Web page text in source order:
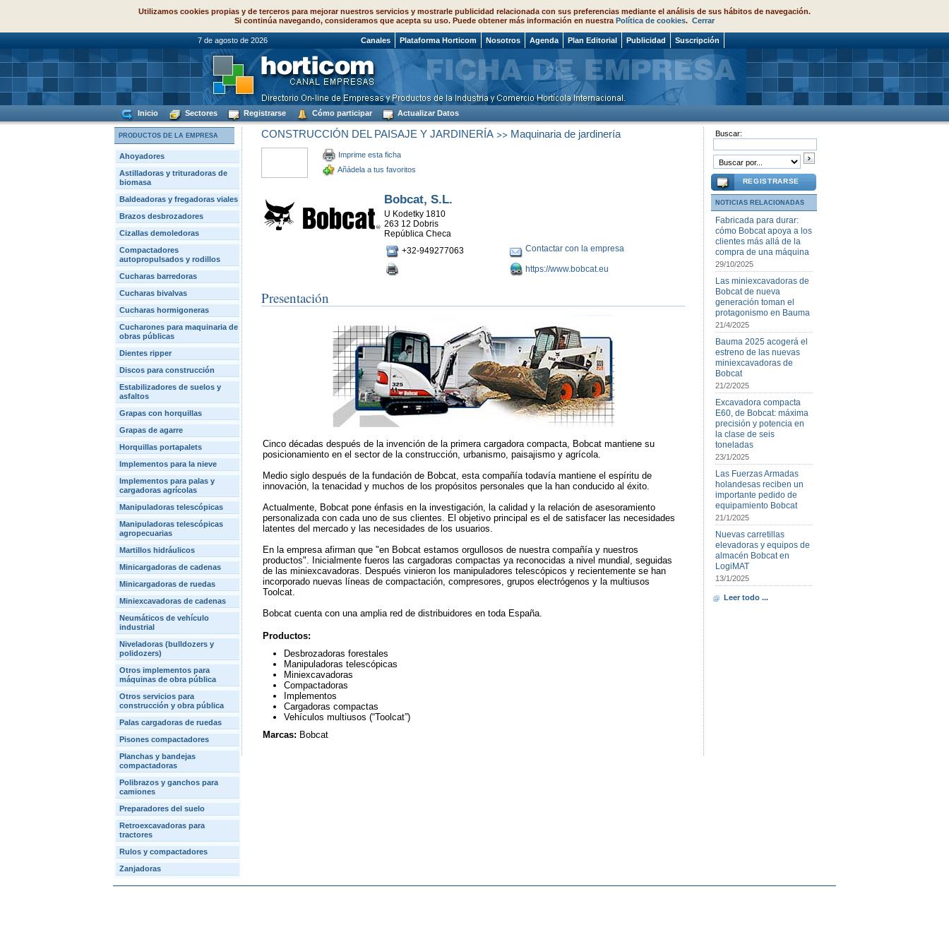
Utilizamos cookies propias y de terceros para mejorar nuestros servicios y mostrarle publicidad relacionada con sus preferencias mediante el análisis de sus hábitos de navegación.
Si continúa navegando, consideramos que acepta su uso. Puede obtener más información en nuestra Política de cookies. Cerrar
7 de agosto de 2026 Canales Plataforma Horticom Nosotros Agenda Plan Editorial Publicidad Suscripción
Inicio Sectores Registrarse Cómo participar Actualizar Datos
PRODUCTOS DE LA EMPRESA
Ahoyadores
Astilladoras y trituradoras de
biomasa
Baldeadoras y fregadoras viales
Brazos desbrozadores
Cizallas demoledoras
Compactadores
autopropulsados y rodillos
Cucharas barredoras
Cucharas bivalvas
Cucharas hormigoneras
Cucharones para maquinaria de
obras públicas
Dientes ripper
Discos para construcción
Estabilizadores de suelos y
asfaltos
Grapas con horquillas
Grapas de agarre
Horquillas portapalets
Implementos para la nieve
Implementos para palas y
cargadoras agrícolas
Manipuladoras telescópicas
Manipuladoras telescópicas
agropecuarias
Martillos hidráulicos
Minicargadoras de cadenas
Minicargadoras de ruedas
Miniexcavadoras de cadenas
Neumáticos de vehículo
industrial
Niveladoras (bulldozers y
polidozers)
Otros implementos para
máquinas de obra pública
Otros servicios para
construcción y obra pública
Palas cargadoras de ruedas
Pisones compactadores
Planchas y bandejas
compactadoras
Polibrazos y ganchos para
camiones
Preparadores del suelo
Retroexcavadoras para
tractores
Rulos y compactadores
Zanjadoras
CONSTRUCCIÓN DEL PAISAJE Y JARDINERÍA>> Maquinaria de jardinería
Imprime esta ficha
Añádela a tus favoritos
Bobcat, S.L.
U Kodetky 1810
263 12 Dobris
República Checa
+32‑949277063
Contactar con la empresa
https://www.bobcat.eu
Presentación
Cinco décadas después de la invención de la primera cargadora compacta, Bobcat mantiene su
posicionamiento en el sector de la construcción, urbanismo, paisajismo y agrícola.
Medio siglo después de la fundación de Bobcat, esta compañía todavía mantiene el espíritu de
innovación, la tenacidad y muchos de los propósitos personales que la han conducido al éxito.
Actualmente, Bobcat pone énfasis en la investigación, la calidad y la relación de asesoramiento
personalizada con cada uno de sus clientes. El objetivo principal es el de satisfacer las necesidades
latentes del mercado y las necesidades de los usuarios.
En la empresa afirman que "en Bobcat estamos orgullosos de nuestra compañía y nuestros
productos". Inicialmente fueros las cargadoras compactas ya reconocidas a nivel mundial, seguidas
de las miniexcavadoras. Después vinieron los manipuladores telescópicos y recientemente se han
incorporado nuevas líneas de compactación, compresores, grupos electrógenos y la multiusos
Toolcat.
Bobcat cuenta con una amplia red de distribuidores en toda España.
Productos:
Desbrozadoras forestales
Manipuladoras telescópicas
Miniexcavadoras
Compactadoras
Implementos
Cargadoras compactas
Vehículos multiusos (“Toolcat”)
Marcas: Bobcat
Buscar:
REGISTRARSE
NOTICIAS RELACIONADAS
Fabricada para durar:
cómo Bobcat apoya a los
clientes más allá de la
compra de una máquina
29/10/2025
Las miniexcavadoras de
Bobcat de nueva
generación toman el
protagonismo en Bauma
21/4/2025
Bauma 2025 acogerá el
estreno de las nuevas
miniexcavadoras de
Bobcat
21/2/2025
Excavadora compacta
E60, de Bobcat: máxima
precisión y potencia en
la clase de seis
toneladas
23/1/2025
Las Fuerzas Armadas
holandesas reciben un
importante pedido de
equipamiento Bobcat
21/1/2025
Nuevas carretillas
elevadoras y equipos de
almacén Bobcat en
LogiMAT
13/1/2025
Leer todo ...